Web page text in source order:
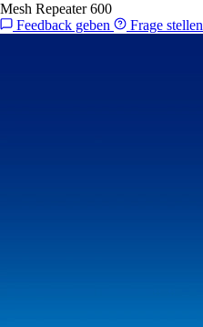
Mesh Repeater 600
Feedback geben
Frage stellen